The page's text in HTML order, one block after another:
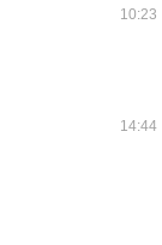
10:23
14:44